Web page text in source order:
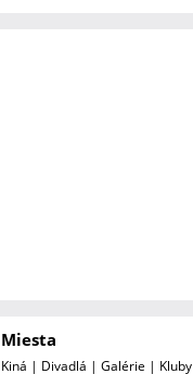
Miesta
Kiná | Divadlá | Galérie | Kluby